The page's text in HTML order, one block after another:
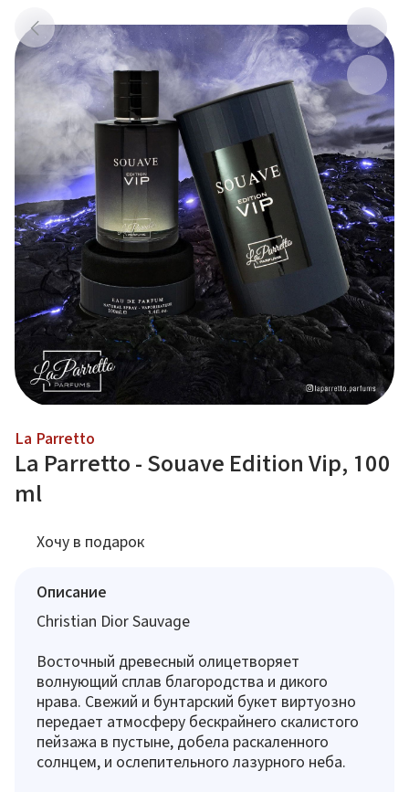
La Parretto
La Parretto - Souave Edition Vip, 100
ml
Хочу в подарок
Описание
Christian Dior Sauvage
Восточный древесный олицетворяет
волнующий сплав благородства и дикого
нрава. Свежий и бунтарский букет виртуозно
передает атмосферу бескрайнего скалистого
пейзажа в пустыне, добела раскаленного
солнцем, и ослепительного лазурного неба.